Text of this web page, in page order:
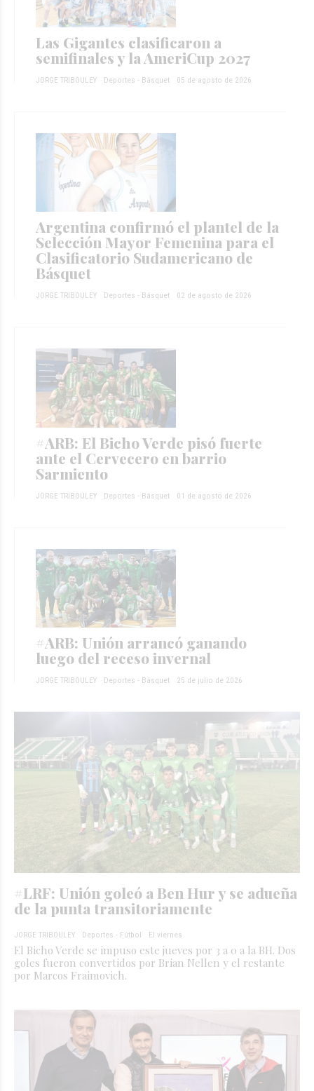
Las Gigantes clasificaron a
semifinales y la AmeriCup 2027
JORGE TRIBOULEY Deportes - Básquet 05 de agosto de 2026
Argentina confirmó el plantel de la
Selección Mayor Femenina para el
Clasificatorio Sudamericano de
Básquet
JORGE TRIBOULEY Deportes - Básquet 02 de agosto de 2026
#ARB: El Bicho Verde pisó fuerte
ante el Cervecero en barrio
Sarmiento
JORGE TRIBOULEY Deportes - Básquet 01 de agosto de 2026
#ARB: Unión arrancó ganando
luego del receso invernal
JORGE TRIBOULEY Deportes - Básquet 25 de julio de 2026
#LRF: Unión goleó a Ben Hur y se adueña
de la punta transitoriamente
JORGE TRIBOULEY Deportes - Fútbol El viernes
El Bicho Verde se impuso este jueves por 3 a 0 a la BH. Dos
goles fueron convertidos por Brian Nellen y el restante
por Marcos Fraimovich.